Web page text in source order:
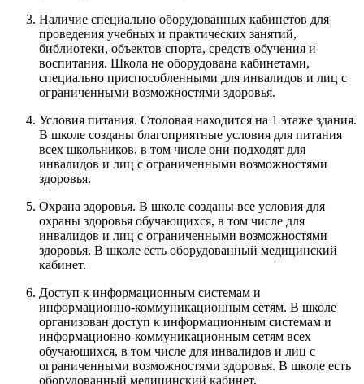
Наличие специально оборудованных кабинетов для
проведения учебных и практических занятий,
библиотеки, объектов спорта, средств обучения и
воспитания. Школа не оборудована кабинетами,
специально приспособленными для инвалидов и лиц с
ограниченными возможностями здоровья.
Условия питания. Столовая находится на 1 этаже здания.
В школе созданы благоприятные условия для питания
всех школьников, в том числе они подходят для
инвалидов и лиц с ограниченными возможностями
здоровья.
Охрана здоровья. В школе созданы все условия для
охраны здоровья обучающихся, в том числе для
инвалидов и лиц с ограниченными возможностями
здоровья. В школе есть оборудованный медицинский
кабинет.
Доступ к информационным системам и
информационно-коммуникационным сетям. В школе
организован доступ к информационным системам и
информационно-коммуникационным сетям всех
обучающихся, в том числе для инвалидов и лиц с
ограниченными возможностями здоровья. В школе есть
оборудованный медицинский кабинет.